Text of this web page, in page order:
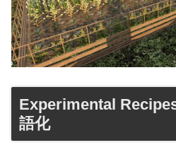
Experimental
語化